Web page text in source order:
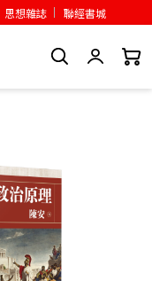
思想雜誌 聯經書城